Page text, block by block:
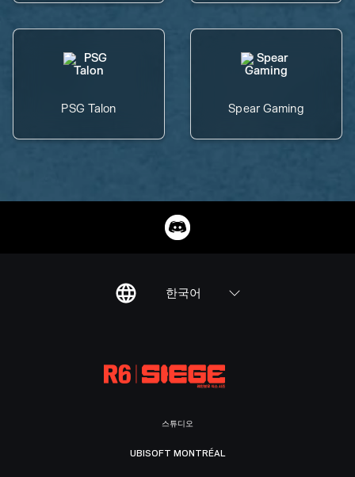
PSG Talon Spear Gaming
한국어
스튜디오
UBISOFT MONTRÉAL